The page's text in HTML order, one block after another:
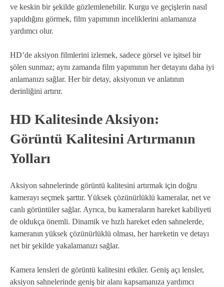
ve keskin bir şekilde gözlemlenebilir. Kurgu ve geçişlerin nasıl
yapıldığını görmek, film yapımının inceliklerini anlamanıza
yardımcı olur.
HD’de aksiyon filmlerini izlemek, sadece görsel ve işitsel bir
şölen sunmaz; aynı zamanda film yapımının her detayını daha iyi
anlamanızı sağlar. Her bir detay, aksiyonun ve anlatının
derinliğini artırır.
HD Kalitesinde Aksiyon:
Görüntü Kalitesini Artırmanın
Yolları
Aksiyon sahnelerinde görüntü kalitesini artırmak için doğru
kamerayı seçmek şarttır. Yüksek çözünürlüklü kameralar, net ve
canlı görüntüler sağlar. Ayrıca, bu kameraların hareket kabiliyeti
de oldukça önemli. Dinamik ve hızlı hareket eden sahnelerde,
kameranın yüksek çözünürlüklü olması, her hareketin ve detayı
net bir şekilde yakalamanızı sağlar.
Kamera lensleri de görüntü kalitesini etkiler. Geniş açı lensler,
aksiyon sahnelerinde geniş bir alanı kapsamanıza yardımcı